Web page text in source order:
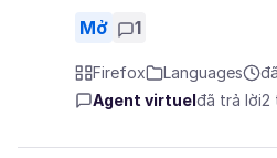
Mở 1
Firefox Languages
Agent virtuel đã trả lời2